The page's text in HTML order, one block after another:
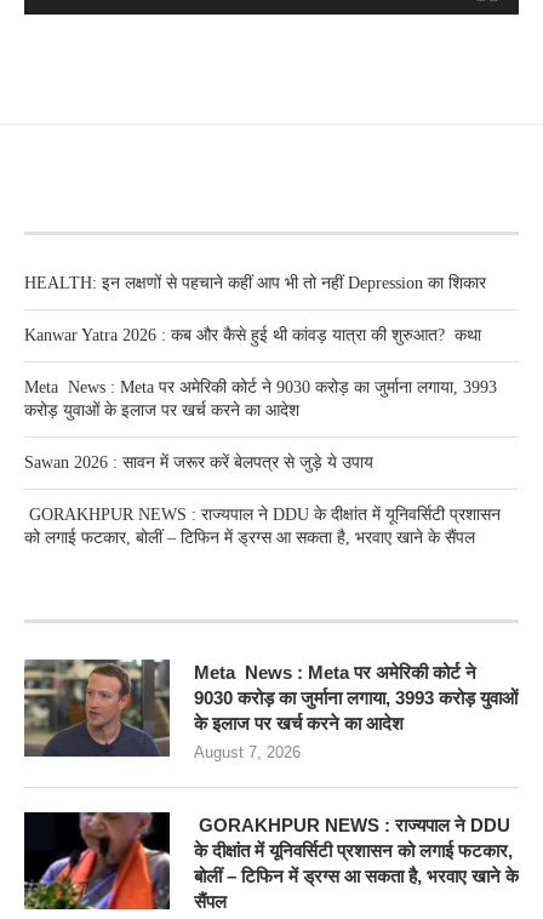
HEALTH: इन लक्षणों से पहचाने कहीं आप भी तो नहीं Depression का शिकार
Kanwar Yatra 2026 : कब और कैसे हुई थी कांवड़ यात्रा की शुरुआत? कथा
Meta News : Meta पर अमेरिकी कोर्ट ने 9030 करोड़ का जुर्माना लगाया, 3993
करोड़ युवाओं के इलाज पर खर्च करने का आदेश
Sawan 2026 : सावन में जरूर करें बेलपत्र से जुड़े ये उपाय
GORAKHPUR NEWS : राज्यपाल ने DDU के दीक्षांत में यूनिवर्सिटी प्रशासन
को लगाई फटकार, बोलीं – टिफिन में ड्रग्स आ सकता है, भरवाए खाने के सैंपल
Meta News : Meta पर अमेरिकी कोर्ट ने
9030 करोड़ का जुर्माना लगाया, 3993 करोड़ युवाओं
के इलाज पर खर्च करने का आदेश
August 7, 2026
GORAKHPUR NEWS : राज्यपाल ने DDU
के दीक्षांत में यूनिवर्सिटी प्रशासन को लगाई फटकार,
बोलीं – टिफिन में ड्रग्स आ सकता है, भरवाए खाने के
सैंपल